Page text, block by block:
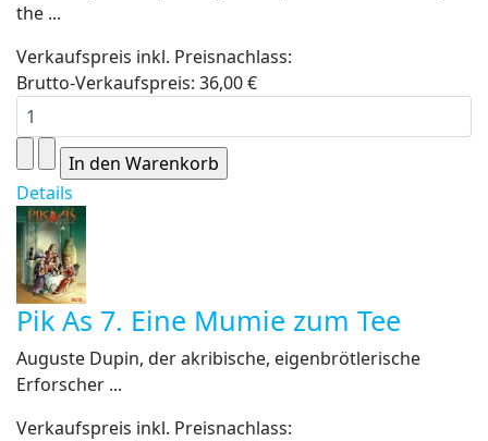
the ...
Verkaufspreis inkl. Preisnachlass:
Brutto-Verkaufspreis: 36,00 €
Details
Pik As 7. Eine Mumie zum Tee
Auguste Dupin, der akribische, eigenbrötlerische
Erforscher ...
Verkaufspreis inkl. Preisnachlass: